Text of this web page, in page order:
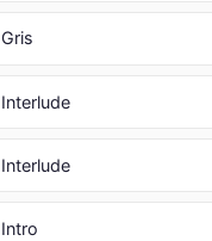
Gris
Interlude
Interlude
Intro